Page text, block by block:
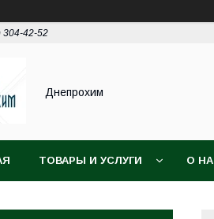
304-42-52
Днепрохим
ТОВАРЫ И УСЛУГИ О